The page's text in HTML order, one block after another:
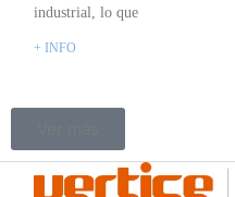
industrial, lo que
+ INFO